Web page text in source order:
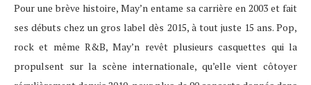
Pour une brève histoire, May’n entame sa carrière en 2003 et fait
ses débuts chez un gros label dès 2015, à tout juste 15 ans. Pop,
rock et même R&B, May’n revêt plusieurs casquettes qui la
propulsent sur la scène internationale, qu’elle vient côtoyer